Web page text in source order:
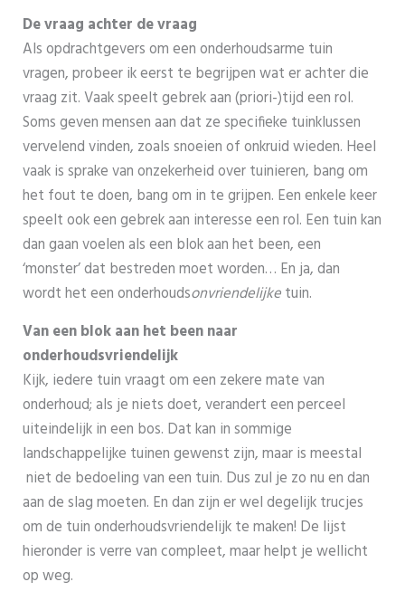
De vraag achter de vraag
Als opdrachtgevers om een onderhoudsarme tuin
vragen, probeer ik eerst te begrijpen wat er achter die
vraag zit. Vaak speelt gebrek aan (priori-)tijd een rol.
Soms geven mensen aan dat ze specifieke tuinklussen
vervelend vinden, zoals snoeien of onkruid wieden. Heel
vaak is sprake van onzekerheid over tuinieren, bang om
het fout te doen, bang om in te grijpen. Een enkele keer
speelt ook een gebrek aan interesse een rol. Een tuin kan
dan gaan voelen als een blok aan het been, een
‘monster’ dat bestreden moet worden… En ja, dan
wordt het een onderhoudsonvriendelijketuin.
Van een blok aan het been naar
onderhoudsvriendelijk
Kijk, iedere tuin vraagt om een zekere mate van
onderhoud; als je niets doet, verandert een perceel
uiteindelijk in een bos. Dat kan in sommige
landschappelijke tuinen gewenst zijn, maar is meestal
niet de bedoeling van een tuin. Dus zul je zo nu en dan
aan de slag moeten. En dan zijn er wel degelijk trucjes
om de tuin onderhoudsvriendelijk te maken! De lijst
hieronder is verre van compleet, maar helpt je wellicht
op weg.